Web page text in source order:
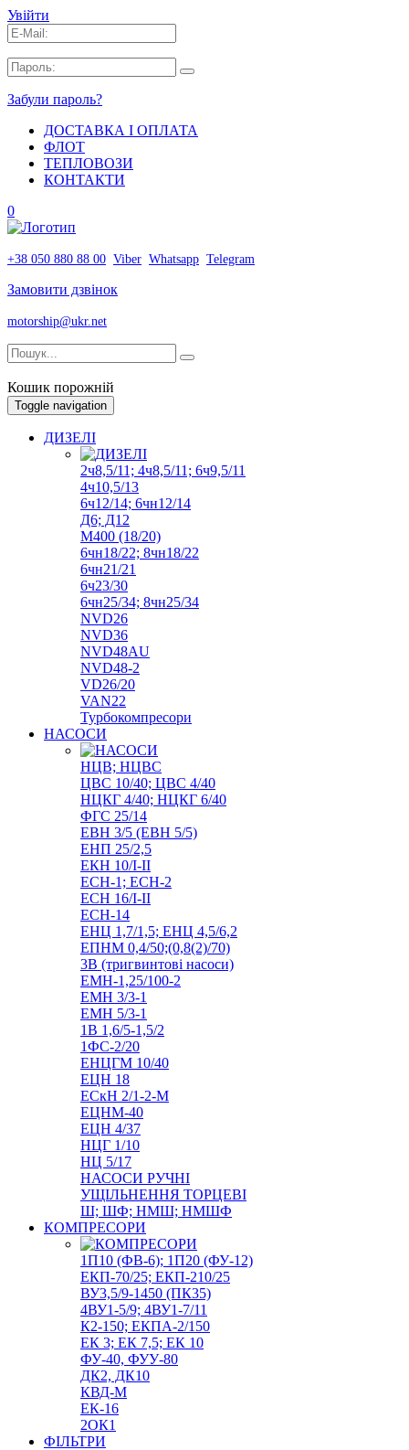
Увійти
Забули пароль?
ДОСТАВКА І ОПЛАТА
ФЛОТ
ТЕПЛОВОЗИ
КОНТАКТИ
0
+38 050 880 88 00 Viber Whatsapp Telegram
Замовити дзвінок
motorship@ukr.net
Кошик порожній
Toggle navigation
ДИЗЕЛІ
2ч8,5/11; 4ч8,5/11; 6ч9,5/11
4ч10,5/13
6ч12/14; 6чн12/14
Д6; Д12
М400 (18/20)
6чн18/22; 8чн18/22
6чн21/21
6ч23/30
6чн25/34; 8чн25/34
NVD26
NVD36
NVD48AU
NVD48-2
VD26/20
VAN22
Турбокомпресори
НАСОСИ
НЦВ; НЦВС
ЦВС 10/40; ЦВС 4/40
НЦКГ 4/40; НЦКГ 6/40
ФГС 25/14
ЕВН 3/5 (ЕВН 5/5)
ЕНП 25/2,5
ЕКН 10/I-II
ЕСН-1; ЕСН-2
ЕСН 16/I-II
ЕСН-14
ЕНЦ 1,7/1,5; ЕНЦ 4,5/6,2
ЕПНМ 0,4/50;(0,8(2)/70)
3В (тригвинтові насоси)
ЕМН-1,25/100-2
ЕМН 3/3-1
ЕМН 5/3-1
1В 1,6/5-1,5/2
1ФС-2/20
ЕНЦГМ 10/40
ЕЦН 18
ЕСкН 2/1-2-М
ЕЦНМ-40
ЕЦН 4/37
НЦГ 1/10
НЦ 5/17
НАСОСИ РУЧНІ
УЩІЛЬНЕННЯ ТОРЦЕВІ
Ш; ШФ; НМШ; НМШФ
КОМПРЕСОРИ
1П10 (ФВ-6); 1П20 (ФУ-12)
ЕКП-70/25; ЕКП-210/25
ВУ3,5/9-1450 (ПК35)
4ВУ1-5/9; 4ВУ1-7/11
К2-150; ЕКПА-2/150
ЕК 3; ЕК 7,5; ЕК 10
ФУ-40, ФУУ-80
ДК2, ДК10
КВД-М
ЕК-16
2ОК1
ФІЛЬТРИ